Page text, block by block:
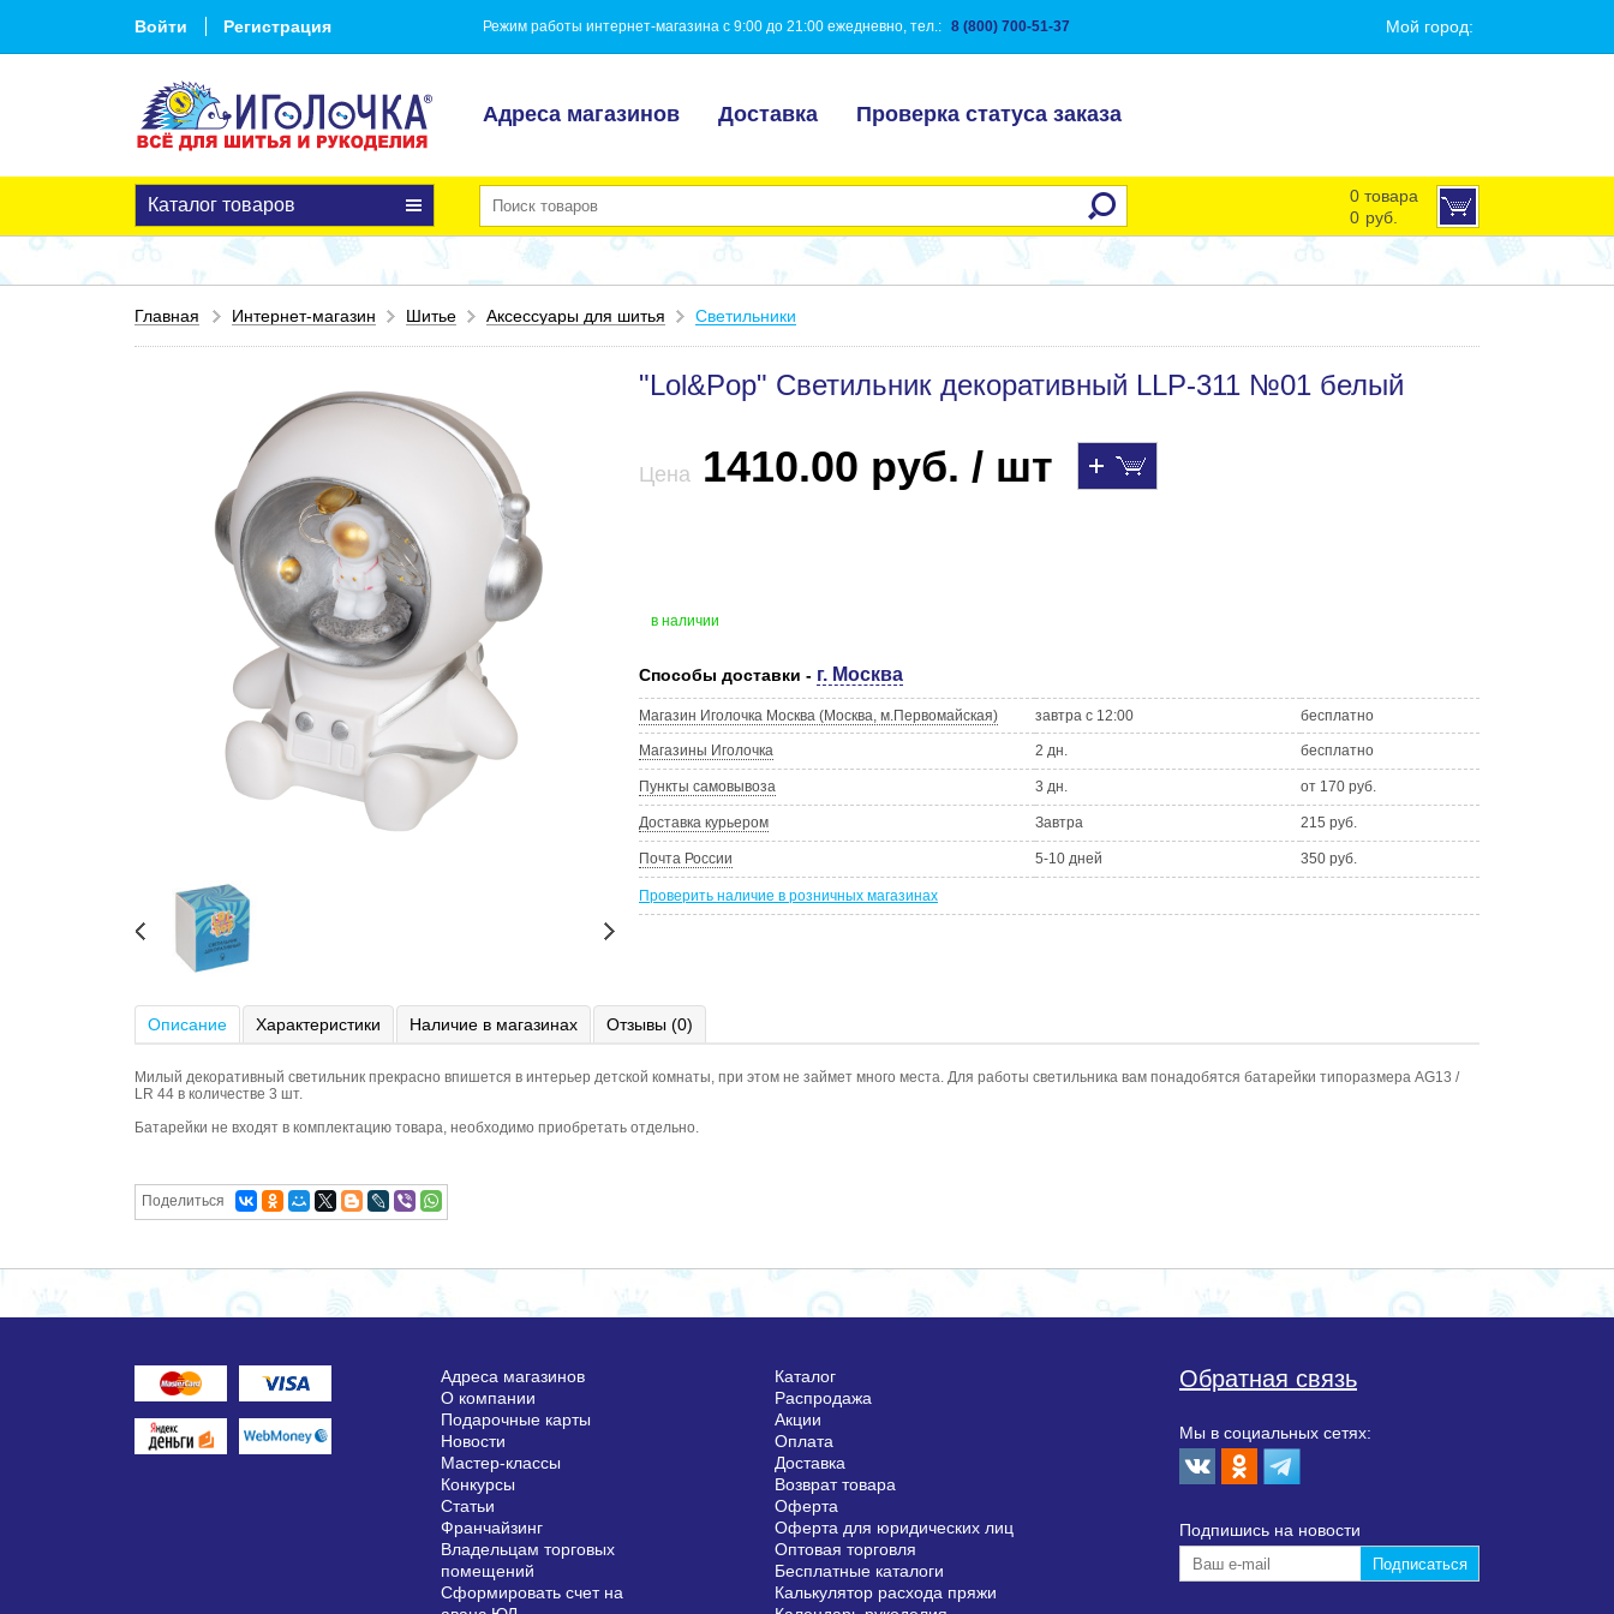
Войти Регистрация Режим работы интернет-магазина с 9:00 до 21:00 ежедневно, тел.: 8 (800) 700-51-37 Мой город:
Адреса магазинов Доставка Проверка статуса заказа
Каталог товаров
0 товара
0 руб.
Главная Интернет-магазин Шитье Аксессуары для шитья Светильники
"Lol&Pop" Светильник декоративный LLP-311 №01 белый
Цена 1410.00 руб. / шт
в наличии
Способы доставки - г. Москва
Магазин Иголочка Москва (Москва, м.Первомайская) завтра с 12:00 бесплатно
Магазины Иголочка 2 дн. бесплатно
Пункты самовывоза 3 дн. от 170 руб.
Доставка курьером Завтра 215 руб.
Почта России 5-10 дней 350 руб.
Проверить наличие в розничных магазинах
Описание Характеристики Наличие в магазинах Отзывы (0)
Милый декоративный светильник прекрасно впишется в интерьер детской комнаты, при этом не займет много места. Для работы светильника вам понадобятся батарейки типоразмера AG13 /
LR 44 в количестве 3 шт.
Батарейки не входят в комплектацию товара, необходимо приобретать отдельно.
Поделиться
Адреса магазинов
О компании
Подарочные карты
Новости
Мастер-классы
Конкурсы
Статьи
Франчайзинг
Владельцам торговых
помещений
Сформировать счет на
Каталог
Распродажа
Акции
Оплата
Доставка
Возврат товара
Оферта
Оферта для юридических лиц
Оптовая торговля
Бесплатные каталоги
Калькулятор расхода пряжи
Обратная связь
Мы в социальных сетях:
Подпишиcь на новости